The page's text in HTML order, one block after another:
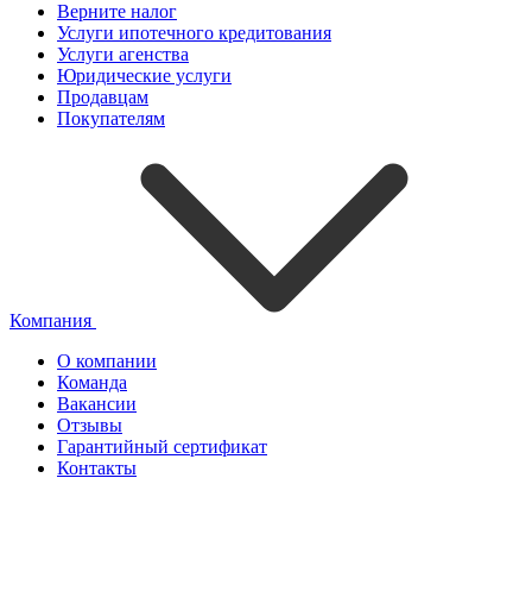
Верните налог
Услуги ипотечного кредитования
Услуги агенства
Юридические услуги
Продавцам
Покупателям
Компания
О компании
Команда
Вакансии
Отзывы
Гарантийный сертификат
Контакты